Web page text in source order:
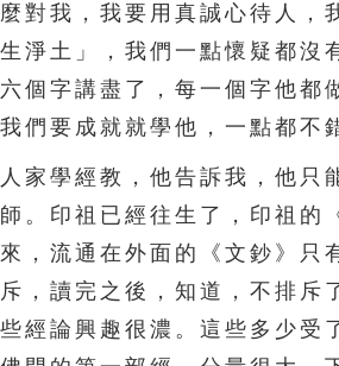
對我，我要用真誠心待人
淨土」，我們一點懷疑都
個字講盡了，每一個字他
們要成就就學他，一點都不
學經教，他告訴我，他只
。印祖已經往生了，印祖
，流通在外面的《文鈔》
，讀完之後，知道，不排
經論興趣很濃。這些多少